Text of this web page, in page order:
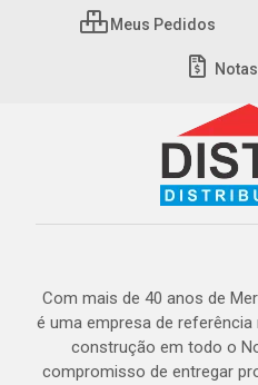
Meus Pedidos
Com mais de 40 anos de
é uma empresa de
construção em todo o
compromisso de entregar